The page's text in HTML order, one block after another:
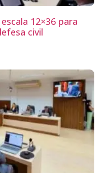
12×36 para
civil